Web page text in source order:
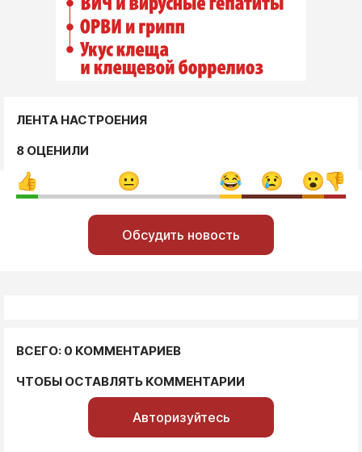
ЛЕНТА НАСТРОЕНИЯ
8 ОЦЕНИЛИ
Обсудить новость
ВСЕГО: 0 КОММЕНТАРИЕВ
ЧТОБЫ ОСТАВЛЯТЬ КОММЕНТАРИИ
Авторизуйтесь